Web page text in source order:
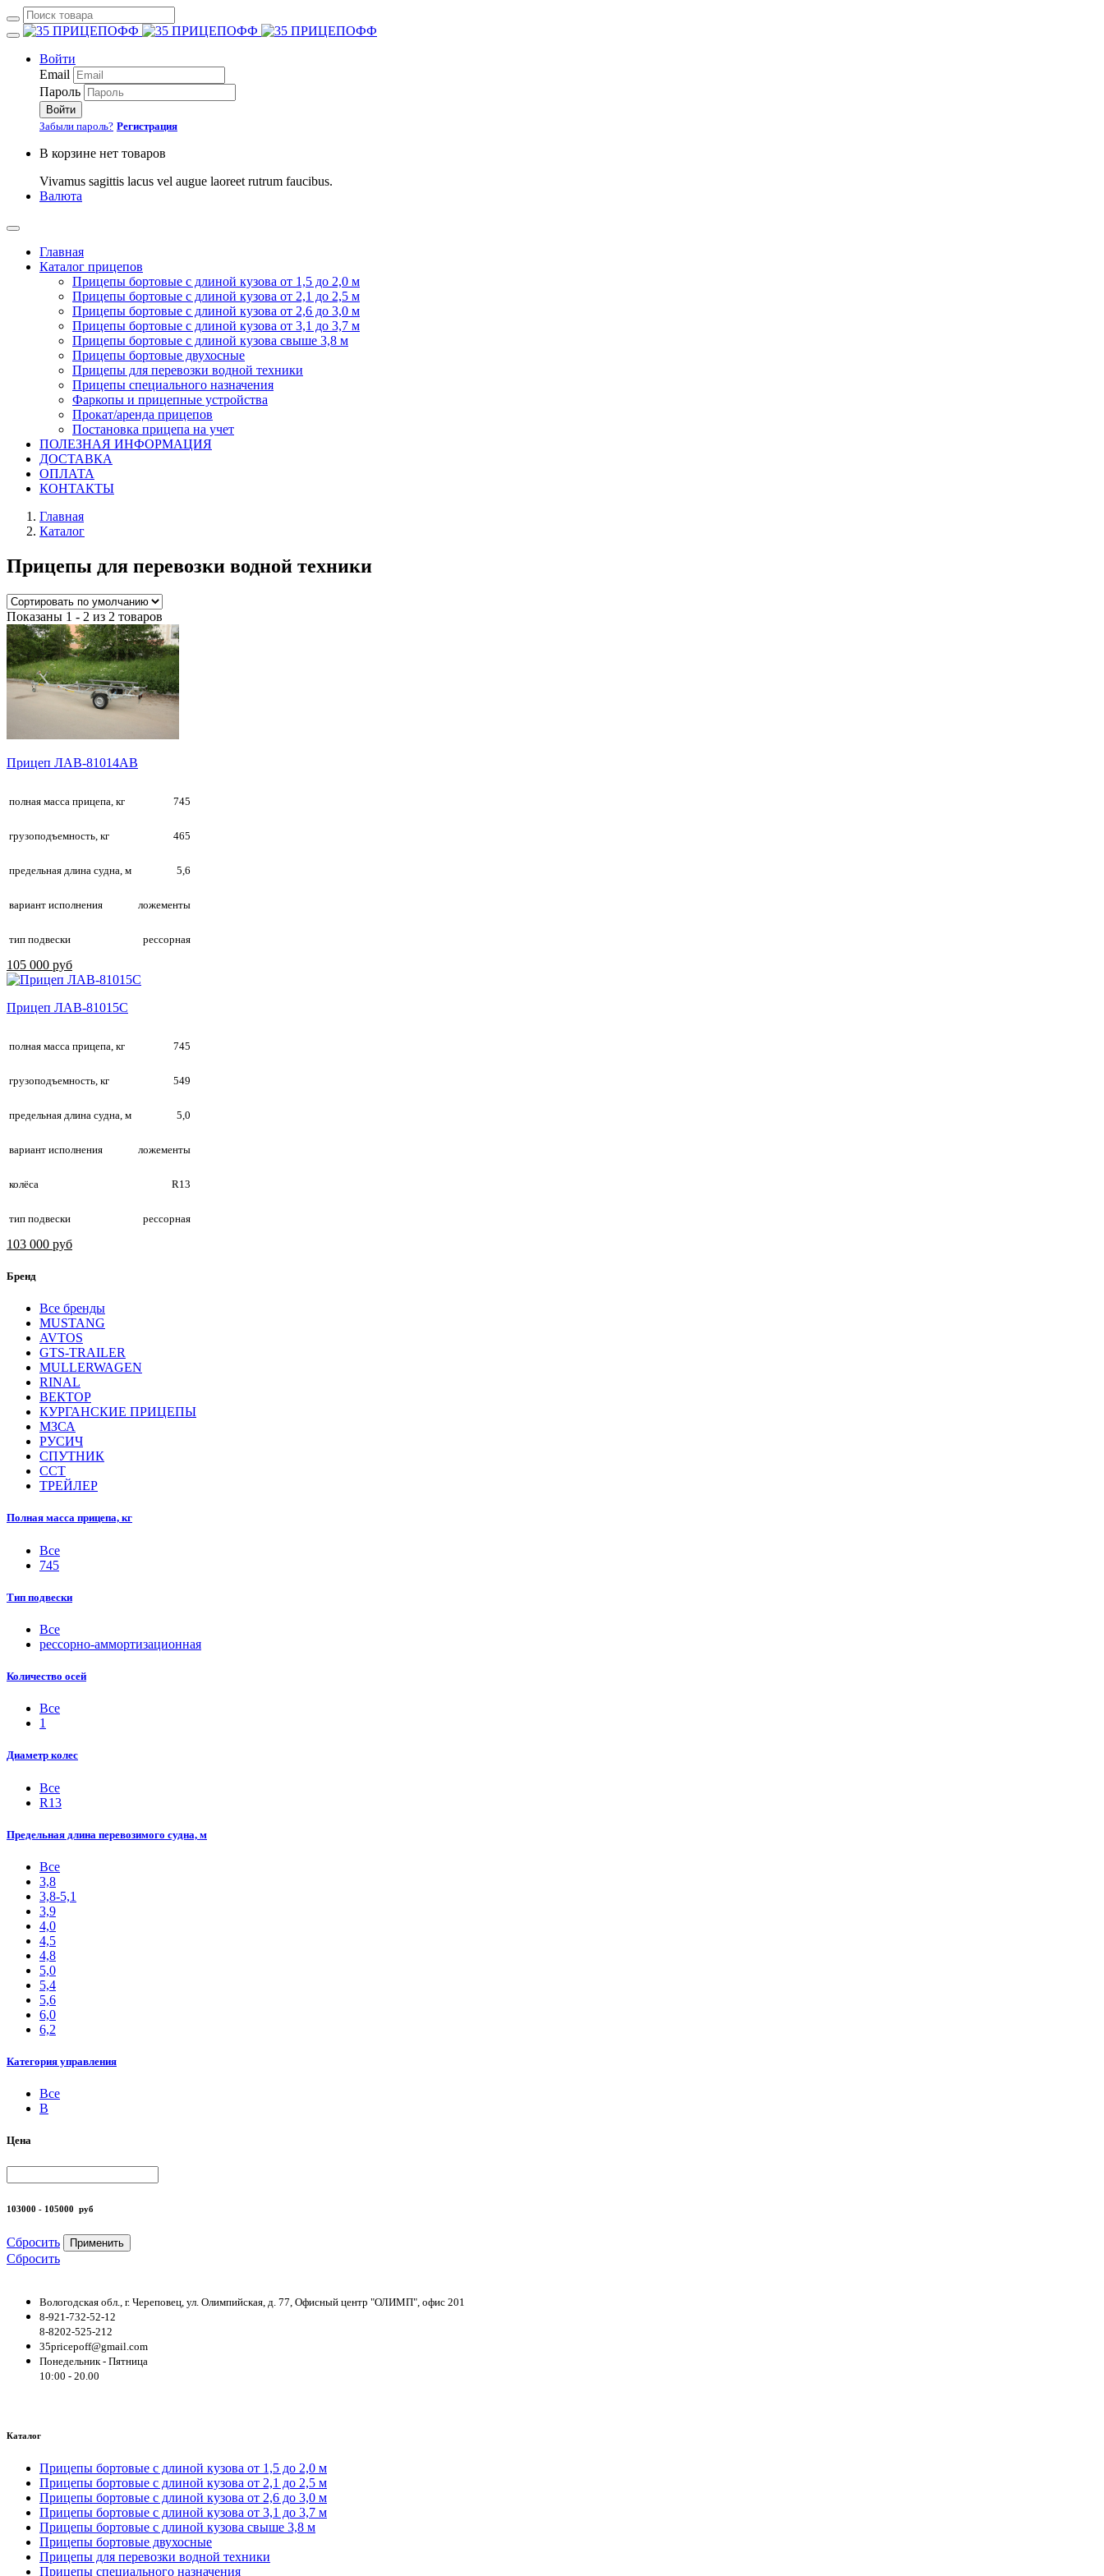
Войти
Email
Пароль
Войти
Забыли пароль? Регистрация
В корзине нет товаров
Vivamus sagittis lacus vel augue laoreet rutrum faucibus.
Валюта
Главная
Каталог прицепов
Прицепы бортовые с длиной кузова от 1,5 до 2,0 м
Прицепы бортовые с длиной кузова от 2,1 до 2,5 м
Прицепы бортовые с длиной кузова от 2,6 до 3,0 м
Прицепы бортовые с длиной кузова от 3,1 до 3,7 м
Прицепы бортовые с длиной кузова свыше 3,8 м
Прицепы бортовые двухосные
Прицепы для перевозки водной техники
Прицепы специального назначения
Фаркопы и прицепные устройства
Прокат/аренда прицепов
Постановка прицепа на учет
ПОЛЕЗНАЯ ИНФОРМАЦИЯ
ДОСТАВКА
ОПЛАТА
КОНТАКТЫ
Главная
Каталог
Прицепы для перевозки водной техники
Показаны 1 - 2 из 2 товаров
Прицеп ЛАВ-81014АВ
полная масса прицепа, кг 745
грузоподъемность, кг 465
предельная длина судна, м 5,6
вариант исполнения ложементы
тип подвески рессорная
105 000 руб
Прицеп ЛАВ-81015С
полная масса прицепа, кг 745
грузоподъемность, кг 549
предельная длина судна, м 5,0
вариант исполнения ложементы
колёса R13
тип подвески рессорная
103 000 руб
Бренд
Все бренды
MUSTANG
AVTOS
GTS-TRAILER
MULLERWAGEN
RINAL
ВЕКТОР
КУРГАНСКИЕ ПРИЦЕПЫ
МЗСА
РУСИЧ
СПУТНИК
ССТ
ТРЕЙЛЕР
Полная масса прицепа, кг
Все
745
Тип подвески
Все
рессорно-аммортизационная
Количество осей
Все
1
Диаметр колес
Все
R13
Предельная длина перевозимого судна, м
Все
3,8
3,8-5,1
3,9
4,0
4,5
4,8
5,0
5,4
5,6
6,0
6,2
Категория управления
Все
B
Цена
103000 - 105000 руб
Сбросить Применить
Сбросить
Вологодская обл., г. Череповец, ул. Олимпийская, д. 77, Офисный центр "ОЛИМП", офис 201
8-921-732-52-12
8-8202-525-212
35pricepoff@gmail.com
Понедельник - Пятница
10:00 - 20.00
Каталог
Прицепы бортовые с длиной кузова от 1,5 до 2,0 м
Прицепы бортовые с длиной кузова от 2,1 до 2,5 м
Прицепы бортовые с длиной кузова от 2,6 до 3,0 м
Прицепы бортовые с длиной кузова от 3,1 до 3,7 м
Прицепы бортовые с длиной кузова свыше 3,8 м
Прицепы бортовые двухосные
Прицепы для перевозки водной техники
Прицепы специального назначения